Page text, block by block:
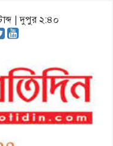
| দুপুর ২:৪০